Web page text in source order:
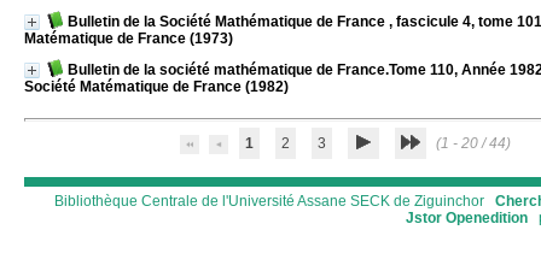
Bulletin de la Société Mathématique de France , fascicule 4, tome
Matématique de France (1973)
Bulletin de la société mathématique de France.Tome 110, Année
Société Matématique de France (1982)
1 2 3 (1 - 20 / 44)
Bibliothèque Centrale de l'Université Assane SECK de Ziguinchor
Jstor Openedition